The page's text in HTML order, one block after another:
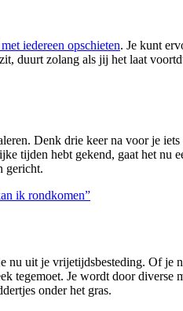
iedereen opschieten. Je kunt
duurt zolang als jij het laat
Denk drie keer na voor je
tijden hebt gekend, gaat het nu
gericht.
ik rondkomen”
nu uit je vrijetijdsbesteding. Of
tegemoet. Je wordt door diverse
onder het gras.